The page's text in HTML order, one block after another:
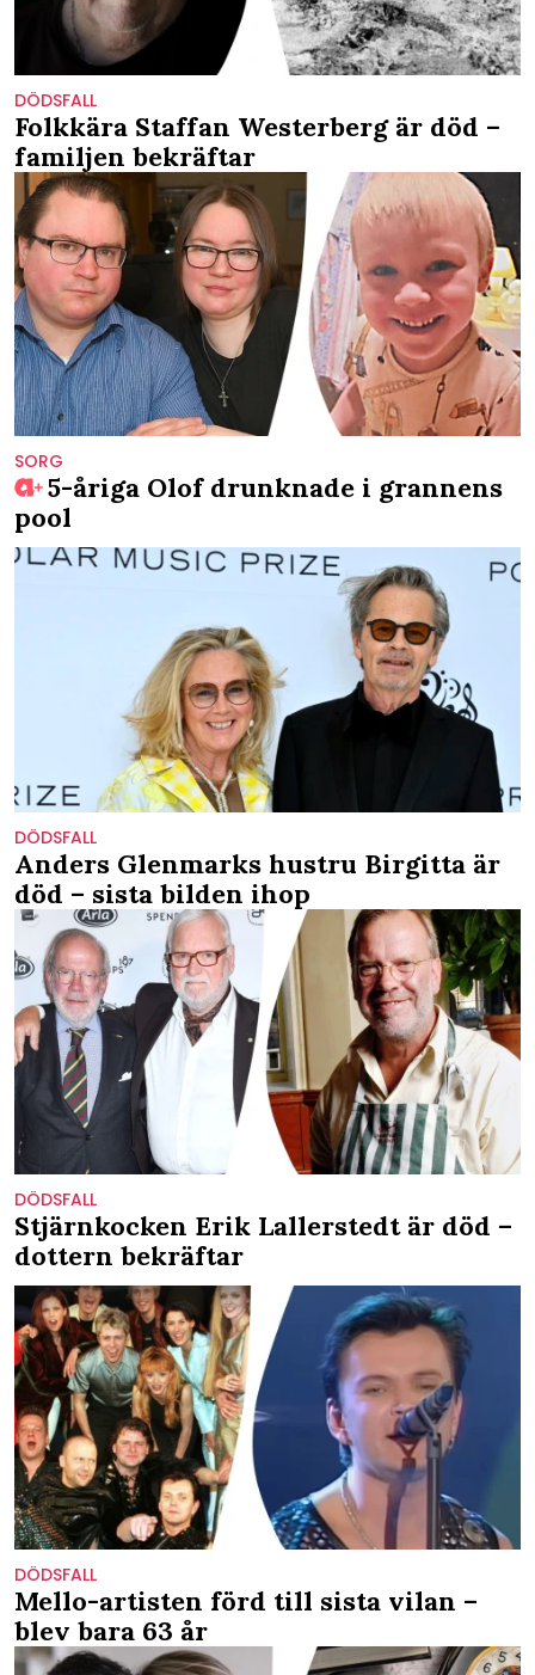
DÖDSFALL
Folkkära Staffan Westerberg är död –
familjen bekräftar
SORG
5-åriga Olof drunknade i grannens
pool
DÖDSFALL
Anders Glenmarks hustru Birgitta är
död – sista bilden ihop
DÖDSFALL
Stjärnkocken Erik Lallerstedt är död –
dottern bekräftar
DÖDSFALL
Mello-artisten förd till sista vilan –
blev bara 63 år